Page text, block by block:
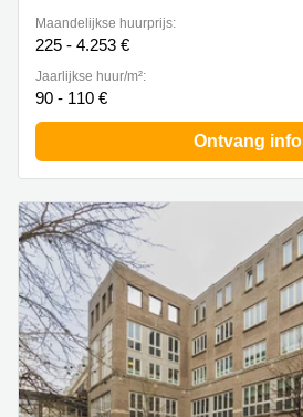
Maandelijkse huurprijs:
225 - 4.253 €
Jaarlijkse huur/m²:
90 - 110 €
Ontvang info